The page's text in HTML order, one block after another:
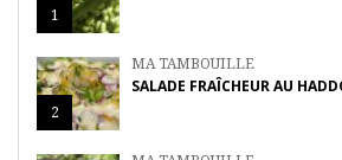
1
2
MA TAMBOUILLE
SALADE FRAÎCHEUR AU